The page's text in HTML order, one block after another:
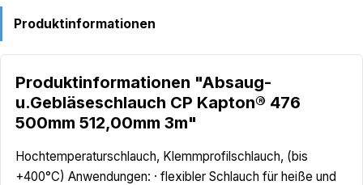
Produktinformationen
Produktinformationen "Absaug-
u.Gebläseschlauch CP Kapton® 476
500mm 512,00mm 3m"
Hochtemperaturschlauch, Klemmprofilschlauch, (bis
+400°C) Anwendungen: · flexibler Schlauch für heiße und